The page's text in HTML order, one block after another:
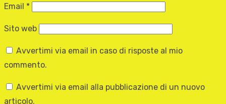
Email *
Sito web
Avvertimi via email in caso di risposte al mio
commento.
Avvertimi via email alla pubblicazione di un nuovo
articolo.